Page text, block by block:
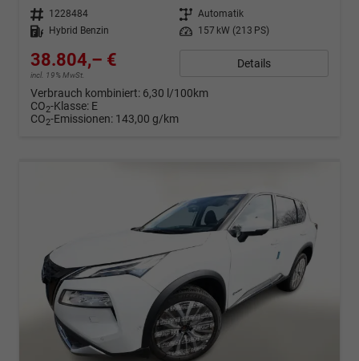
Fahrzeugnr. 1228484 Getriebe Automatik
Kraftstoff
Hybrid Benzin Leistung 157 kW (213 PS)
38.804,– €
incl. 19% MwSt.
Details
Verbrauch kombiniert: 6,30 l/100km
CO2-Klasse: E
CO2-Emissionen: 143,00 g/km